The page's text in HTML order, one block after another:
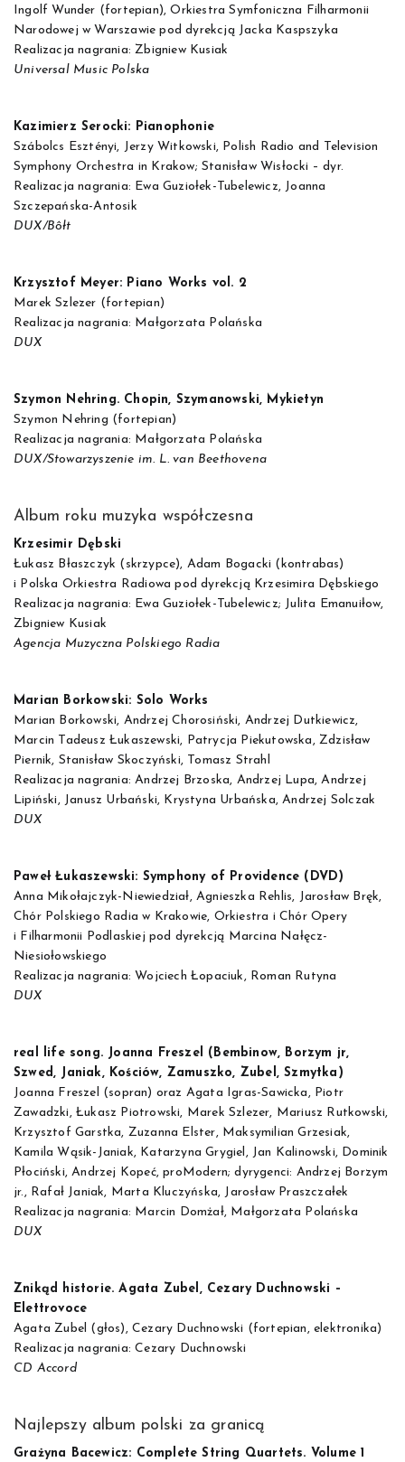
Ingolf Wunder (fortepian), Orkiestra Symfoniczna Filharmonii
Narodowej w Warszawie pod dyrekcją Jacka Kaspszyka
Realizacja nagrania: Zbigniew Kusiak
Universal Music Polska
Kazimierz Serocki: Pianophonie
Szábolcs Esztényi, Jerzy Witkowski, Polish Radio and Television
Symphony Orchestra in Krakow; Stanisław Wisłocki – dyr.
Realizacja nagrania: Ewa Guziołek-Tubelewicz, Joanna
Szczepańska-Antosik
DUX/Bôłt
Krzysztof Meyer: Piano Works vol. 2
Marek Szlezer (fortepian)
Realizacja nagrania: Małgorzata Polańska
DUX
Szymon Nehring. Chopin, Szymanowski, Mykietyn
Szymon Nehring (fortepian)
Realizacja nagrania: Małgorzata Polańska
DUX/Stowarzyszenie im. L. van Beethovena
Album roku muzyka współczesna
Krzesimir Dębski
Łukasz Błaszczyk (skrzypce), Adam Bogacki (kontrabas)
i Polska Orkiestra Radiowa pod dyrekcją Krzesimira Dębskiego
Realizacja nagrania: Ewa Guziołek-Tubelewicz; Julita Emanuiłow,
Zbigniew Kusiak
Agencja Muzyczna Polskiego Radia
Marian Borkowski: Solo Works
Marian Borkowski, Andrzej Chorosiński, Andrzej Dutkiewicz,
Marcin Tadeusz Łukaszewski, Patrycja Piekutowska, Zdzisław
Piernik, Stanisław Skoczyński, Tomasz Strahl
Realizacja nagrania: Andrzej Brzoska, Andrzej Lupa, Andrzej
Lipiński, Janusz Urbański, Krystyna Urbańska, Andrzej Solczak
DUX
Paweł Łukaszewski: Symphony of Providence (DVD)
Anna Mikołajczyk-Niewiedział, Agnieszka Rehlis, Jarosław Bręk,
Chór Polskiego Radia w Krakowie, Orkiestra i Chór Opery
i Filharmonii Podlaskiej pod dyrekcją Marcina Nałęcz-
Niesiołowskiego
Realizacja nagrania: Wojciech Łopaciuk, Roman Rutyna
DUX
real life song. Joanna Freszel (Bembinow, Borzym jr,
Szwed, Janiak, Kościów, Zamuszko, Zubel, Szmytka)
Joanna Freszel (sopran) oraz Agata Igras-Sawicka, Piotr
Zawadzki, Łukasz Piotrowski, Marek Szlezer, Mariusz Rutkowski,
Krzysztof Garstka, Zuzanna Elster, Maksymilian Grzesiak,
Kamila Wąsik-Janiak, Katarzyna Grygiel, Jan Kalinowski, Dominik
Płociński, Andrzej Kopeć, proModern; dyrygenci: Andrzej Borzym
jr., Rafał Janiak, Marta Kluczyńska, Jarosław Praszczałek
Realizacja nagrania: Marcin Domżał, Małgorzata Polańska
DUX
Znikąd historie. Agata Zubel, Cezary Duchnowski –
Elettrovoce
Agata Zubel (głos), Cezary Duchnowski (fortepian, elektronika)
Realizacja nagrania: Cezary Duchnowski
CD Accord
Najlepszy album polski za granicą
Grażyna Bacewicz: Complete String Quartets. Volume 1